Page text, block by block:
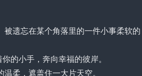
遗忘在某个角落里的一件小事柔软的
的小手，奔向幸福的彼岸。
柔，遮盖住一大片天空。